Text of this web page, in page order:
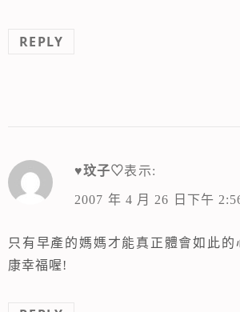
REPLY
♥玟子♡表示:
2007 年 4 月 26 日下午
只有早產的媽媽才能真正體會如此
康幸福喔!